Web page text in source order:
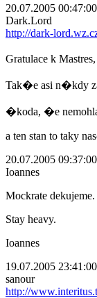
20.07.2005 00:47:00
Dark.Lord
http://dark-
Gratulace k
Tak�e asi n�kdy
�koda, �e
a ten stan to taky
20.07.2005 09:37:00
Ioannes
Mockrate
Stay heavy.
Ioannes
19.07.2005 23:41:00
sanour
http://